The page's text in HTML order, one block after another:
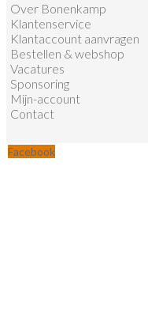
Over Bonenkamp
Klantenservice
Klantaccount aanvragen
Bestellen & webshop
Vacatures
Sponsoring
Mijn-account
Contact
Facebook